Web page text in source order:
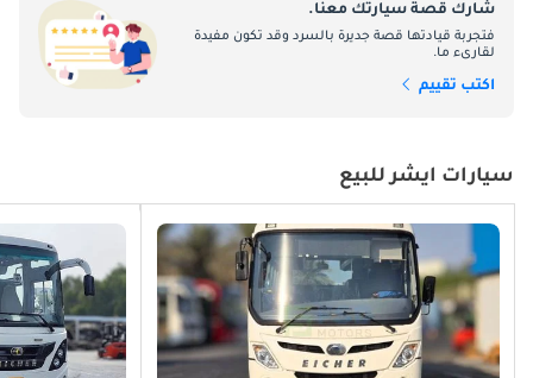
الشاقة إلى الحافلات ذات الكفاءة العالية ، تقدم Eicher مركبات
عالية الجودة تتناسب تمامًا مع متطلبات البيئة المتنوعة لدولة
الإمارات العربية المتحدة.
السوق والنموذج الشهير في الإمارات العربية المتحدة
التحتية المتنامية ، بشكل كبير إلى مركبات تجارية عالية الأداء. نجحت
Eicher ، بمجموعتها الواسعة من المركبات ، في تكوين مكانة خاصة
شارك قصة سيارتك معنا.
فتجربة قيادتها قصة جديرة بالسرد وقد تكون مفيدة
لقارىء ما.
اكتب تقييم
سيارات ايشر للبيع